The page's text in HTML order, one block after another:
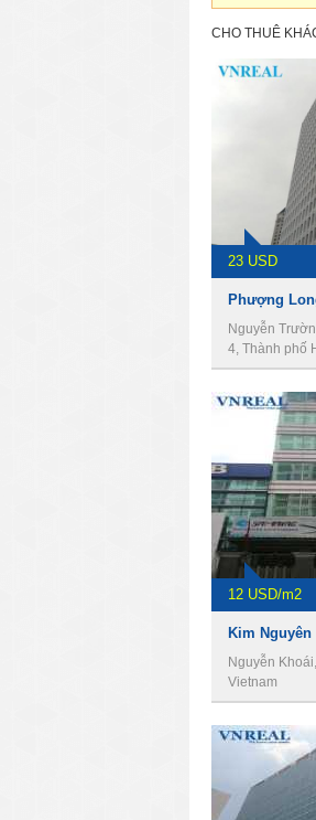
CHO THUÊ
23 USD
Phượng
Nguyễn
4, Thành phố
12 USD/m2
Nguyễn
Vietnam